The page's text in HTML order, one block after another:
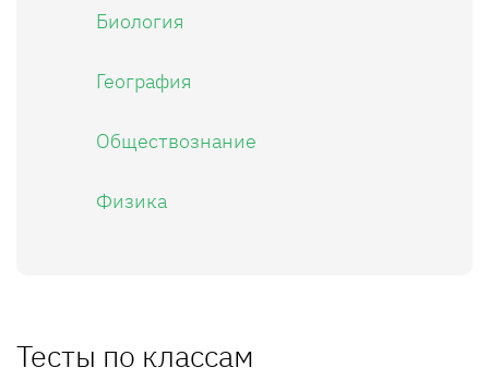
Биология
География
Обществознание
Физика
Тесты по классам